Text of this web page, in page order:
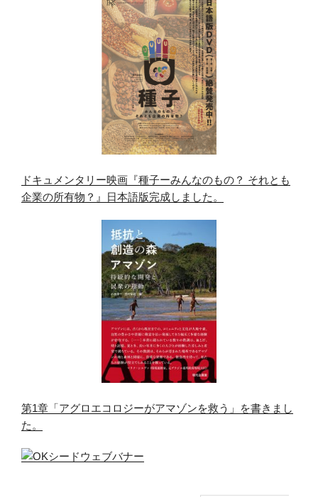
ドキュメンタリー映画『種子ーみんなのもの？ それとも
企業の所有物？』日本語版完成しました。
第1章「アグロエコロジーがアマゾンを救う」を書きまし
た。